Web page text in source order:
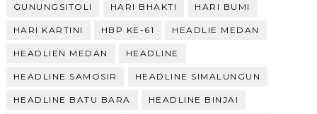
GUNUNGSITOLI HARI BHAKTI HARI BUMI
HARI KARTINI HBP KE-61 HEADLIE MEDAN
HEADLIEN MEDAN HEADLINE
HEADLINE SAMOSIR HEADLINE SIMALUNGUN
HEADLINE BATU BARA HEADLINE BINJAI